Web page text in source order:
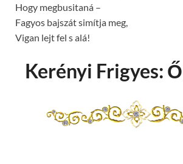
Hogy megbusitaná –
Fagyos bajszát simítja meg,
Vigan lejt fel s alá!
Kerényi Frigyes: